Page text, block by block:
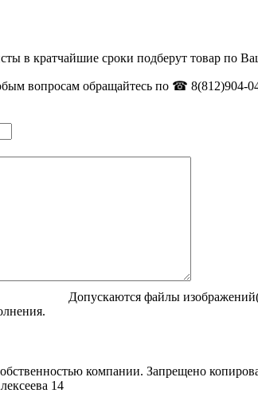
в кратчайшие сроки подберут товар по
вопросам обращайтесь по ☎ 8(812)904-
Допускаются файлы
компании. Запрещено
14